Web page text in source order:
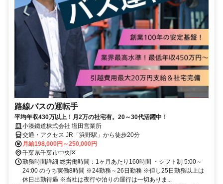
路線バスの運転手
平均年収430万以上！月2万の社宅有。20～30代活躍中！
小湊鐵道株式会社 塩田営業所
交通・アクセス JR「浜野駅」から徒歩20分
月給198,000円～250,000円
千葉県千葉市中央区
勤務時間詳細 総労働時間：1ヶ月あたり160時間 ・シフト制 5:00～
24:00 のうち実働8時間 ※24勤務～26日勤務 ※但し25日勤務以上は
休日出勤待遇 ※当社は夜行や泊りの運行は一切ありま...